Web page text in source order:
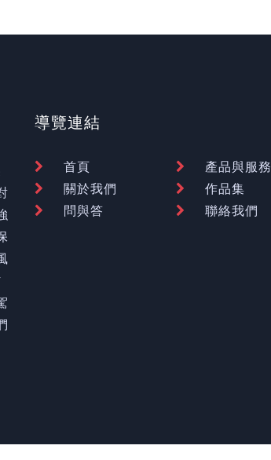
導覽連結
首頁
產品與服務
關於我們
作品集
問與答
聯絡我們